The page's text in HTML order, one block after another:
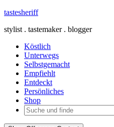
tastesheriff
stylist . tastemaker . blogger
Köstlich
Unterwegs
Selbstgemacht
Empfiehlt
Entdeckt
Persönliches
Shop